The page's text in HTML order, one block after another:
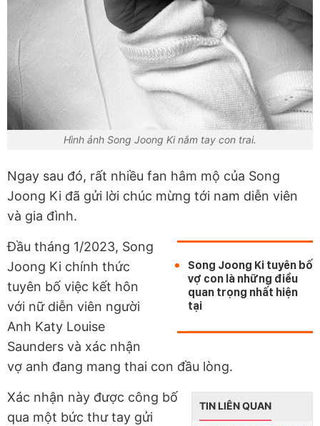
Hình ảnh Song Joong Ki nắm tay con trai.
Ngay sau đó, rất nhiều fan hâm mộ của Song
Joong Ki đã gửi lời chúc mừng tới nam diễn viên
và gia đình.
Song Joong Ki tuyên bố
vợ con là những điều
quan trọng nhất hiện
tại
Đầu tháng 1/2023, Song
Joong Ki chính thức
tuyên bố việc kết hôn
với nữ diễn viên người
Anh Katy Louise
Saunders và xác nhận
vợ anh đang mang thai con đầu lòng.
TIN LIÊN QUAN
Xác nhận này được công bố
qua một bức thư tay gửi